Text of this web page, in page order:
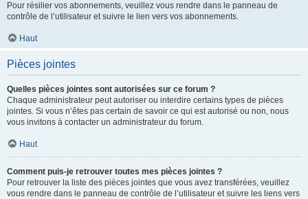
Pour résilier vos abonnements, veuillez vous rendre dans le panneau de
contrôle de l’utilisateur et suivre le lien vers vos abonnements.
Haut
Pièces jointes
Quelles pièces jointes sont autorisées sur ce forum ?
Chaque administrateur peut autoriser ou interdire certains types de pièces
jointes. Si vous n’êtes pas certain de savoir ce qui est autorisé ou non, nous
vous invitons à contacter un administrateur du forum.
Haut
Comment puis-je retrouver toutes mes pièces jointes ?
Pour retrouver la liste des pièces jointes que vous avez transférées, veuillez
vous rendre dans le panneau de contrôle de l’utilisateur et suivre les liens vers